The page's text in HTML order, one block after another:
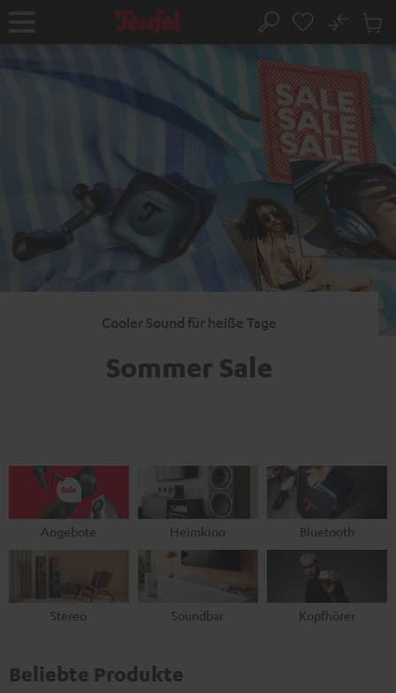
Startseite Suche
No
Cooler Sound für heiße Tage
Sommer Sale
Angebote Heimkino Bluetooth
Stereo Soundbar Kopfhörer
Beliebte Produkte